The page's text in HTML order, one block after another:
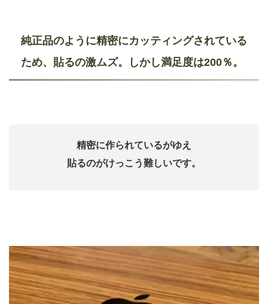
純正品のように精密にカッティングされている
ため、貼るの激ムズ。しかし満足度は200％。
精密に作られているがゆえ
貼るのがけっこう難しいです。